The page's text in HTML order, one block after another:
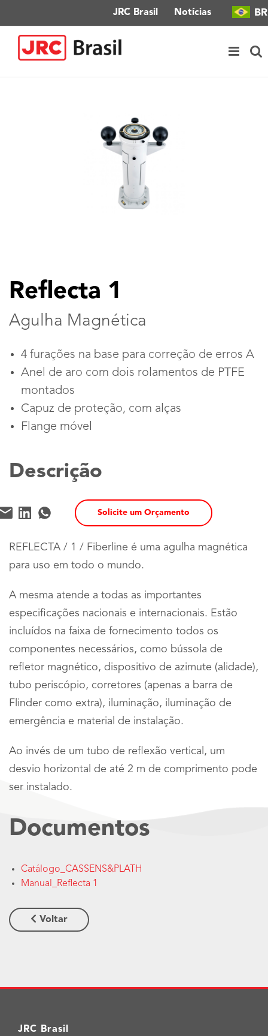
conteúdo
JRC Brasil Notícias BR
Reflecta 1
Agulha Magnética
4 furações na base para correção de erros A
Anel de aro com dois rolamentos de PTFE
montados
Capuz de proteção, com alças
Flange móvel
Descrição
Solicite um Orçamento
REFLECTA / 1 / Fiberline é uma agulha magnética
para uso em todo o mundo.
A mesma atende a todas as importantes
especificações nacionais e internacionais. Estão
incluídos na faixa de fornecimento todos os
componentes necessários, como bússola de
refletor magnético, dispositivo de azimute (alidade),
tubo periscópio, corretores (apenas a barra de
Flinder como extra), iluminação, iluminação de
emergência e material de instalação.
Ao invés de um tubo de reflexão vertical, um
desvio horizontal de até 2 m de comprimento pode
ser instalado.
Documentos
Catálogo_CASSENS&PLATH
Manual_Reflecta 1
Voltar
JRC Brasil